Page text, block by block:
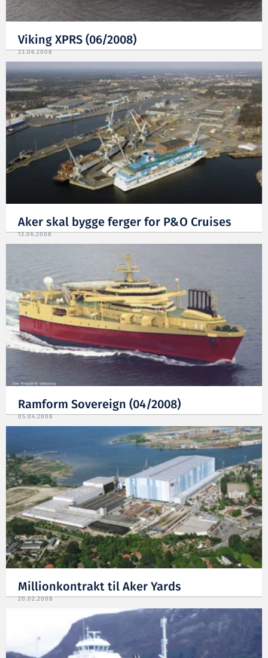
Viking XPRS (06/2008)
23.06.2008
Aker skal bygge ferger for P&O Cruises
13.06.2008
Ramform Sovereign (04/2008)
05.04.2008
Millionkontrakt til Aker Yards
20.02.2008